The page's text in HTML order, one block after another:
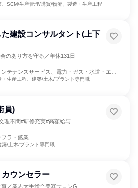
、SCM/生産管理/購買/物流、製造・生産工程
建設コンサルタント(上下
のあり方を守る／年休131日
テナンスサービス、電力・ガス・水道・エネ
・生産工程、建築/土木/プラント専門職
員)
理不問#研修充実#高額給与
ラ・鉱業
築/土木/プラント専門職
ウンセラー
／業界大手総合美容サロンG